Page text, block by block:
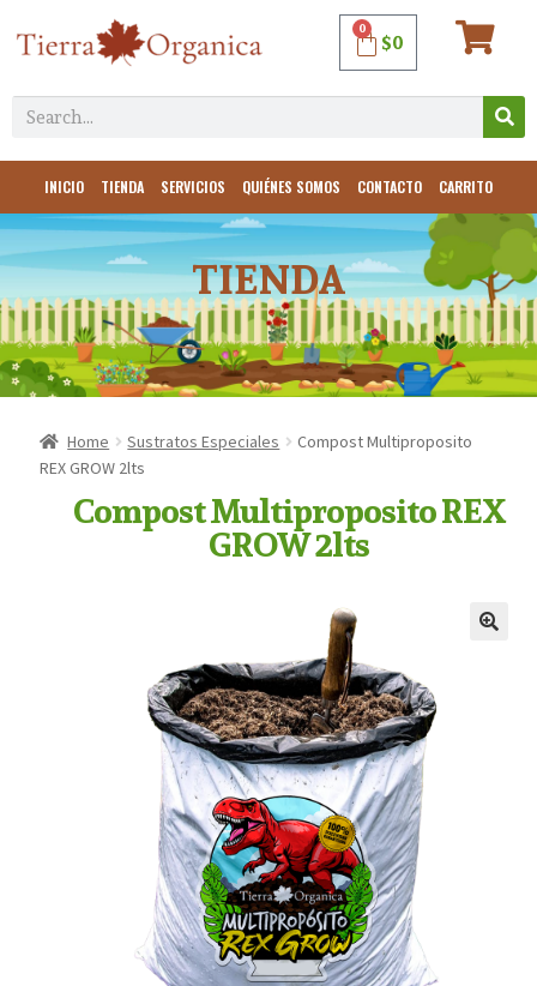
$0
0
INICIO TIENDA SERVICIOS QUIÉNES SOMOS CONTACTO CARRITO
TIENDA
Home Sustratos Especiales
Compost Multiproposito
REX GROW 2lts
Compost Multiproposito REX
GROW 2lts